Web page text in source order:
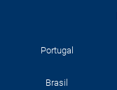
Portugal
Brasil